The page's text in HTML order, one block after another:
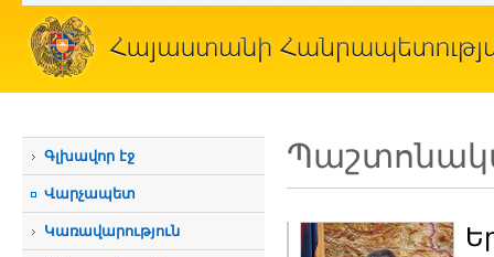
Գլխավոր էջ
Վարչապետ
Կառավարություն